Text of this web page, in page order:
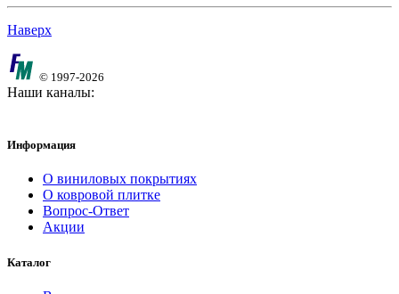
Наверх
© 1997-2026
Наши каналы:
Информация
О виниловых покрытиях
О ковровой плитке
Вопрос-Ответ
Акции
Каталог